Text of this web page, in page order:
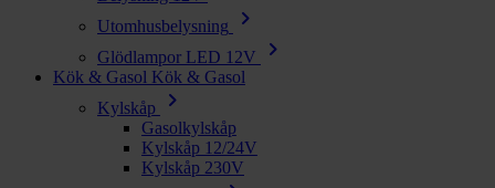
Utomhusbelysning chevron_right
Glödlampor LED 12V chevron_right
Kök & Gasol Kök & Gasol
Kylskåp
chevron_right
Gasolkylskåp
Kylskåp 12/24V
Kylskåp 230V